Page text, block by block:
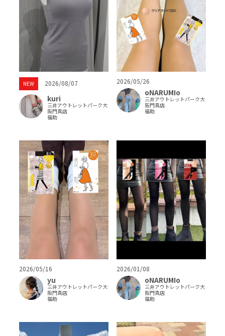
NEW 2026/08/07
kuri
三井アウトレットパーク大
阪門真店
福助
2026/05/26
oNARUMIo
三井アウトレットパーク大
阪門真店
福助
2026/05/16
yu
三井アウトレットパーク大
阪門真店
福助
2026/01/08
oNARUMIo
三井アウトレットパーク大
阪門真店
福助